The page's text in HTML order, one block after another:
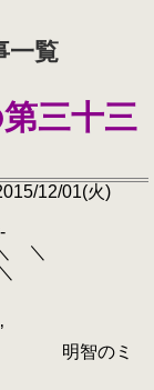
一覧
三十三
12/01(火)
智のミ